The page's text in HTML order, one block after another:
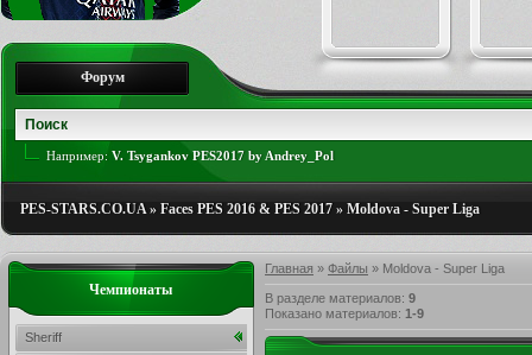
Форум
Например: V. Tsygankov PES2017 by Andrey_Pol
PES-STARS.CO.UA» Faces PES 2016 & PES 2017 » Moldova - Super Liga
Главная » Файлы » Moldova - Super Liga
В разделе материалов: 9
Показано материалов: 1-9
Чемпионаты
Sheriff